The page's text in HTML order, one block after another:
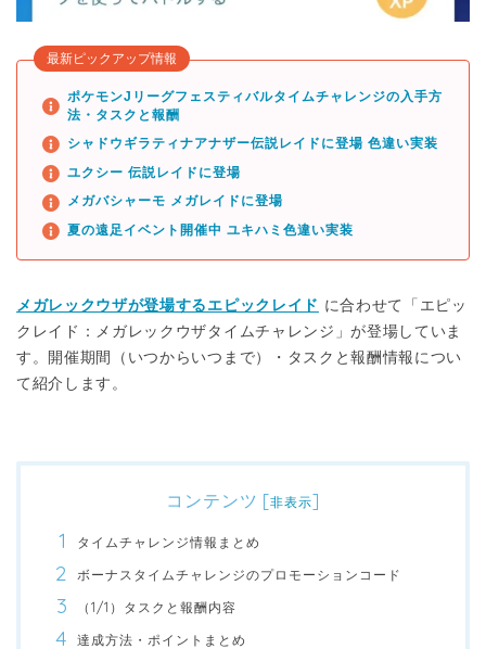
最新ピックアップ情報
ポケモンJリーグフェスティバルタイムチャレンジの入手方
法・タスクと報酬
シャドウギラティナアナザー伝説レイドに登場 色違い実装
ユクシー 伝説レイドに登場
メガバシャーモ メガレイドに登場
夏の遠足イベント開催中 ユキハミ色違い実装
メガレックウザが登場するエピックレイド に合わせて「エピッ
クレイド：メガレックウザタイムチャレンジ」が登場していま
す。開催期間（いつからいつまで）・タスクと報酬情報につい
て紹介します。
コンテンツ [非表示]
タイムチャレンジ情報まとめ
ボーナスタイムチャレンジのプロモーションコード
（1/1）タスクと報酬内容
達成方法・ポイントまとめ